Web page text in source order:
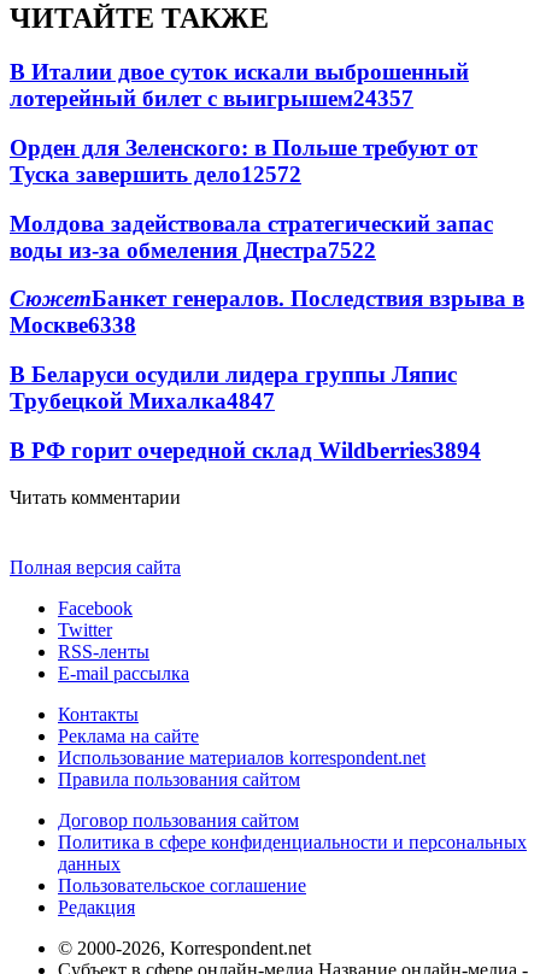
ЧИТАЙТЕ ТАКЖЕ
В Италии двое суток искали выброшенный
лотерейный билет с выигрышем24357
Орден для Зеленского: в Польше требуют от
Туска завершить дело12572
Молдова задействовала стратегический запас
воды из-за обмеления Днестра7522
СюжетБанкет генералов. Последствия взрыва в
Москве6338
В Беларуси осудили лидера группы Ляпис
Трубецкой Михалка4847
В РФ горит очередной склад Wildberries3894
Читать комментарии
Полная версия сайта
Facebook
Twitter
RSS-ленты
E-mail рассылка
Контакты
Реклама на сайте
Использование материалов korrespondent.net
Правила пользования сайтом
Договор пользования сайтом
Политика в сфере конфиденциальности и персональных
данных
Пользовательское соглашение
Редакция
© 2000-2026, Korrespondent.net
Субъект в сфере онлайн-медиа Название онлайн-медиа -